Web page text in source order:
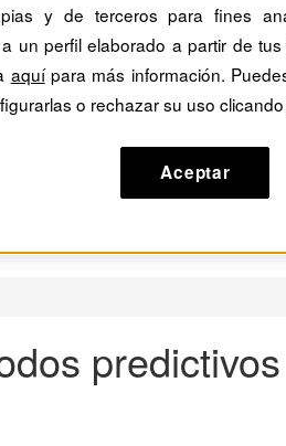
predictivos
y de terceros para fines
un perfil elaborado a partir de
aquípara más información.
o rechazar su uso clicando
Aceptar